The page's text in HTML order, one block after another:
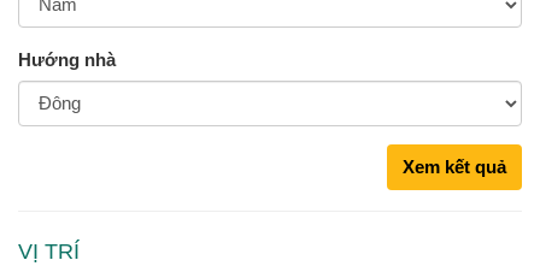
Hướng nhà
Xem kết quả
VỊ TRÍ